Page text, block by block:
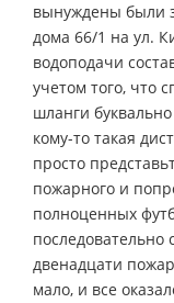
вынуждены были
дома 66/1 на ул.
водоподачи
учетом того, что
шланги
кому-то такая
просто
пожарного и
полноценных
двенадцати
мало, и все